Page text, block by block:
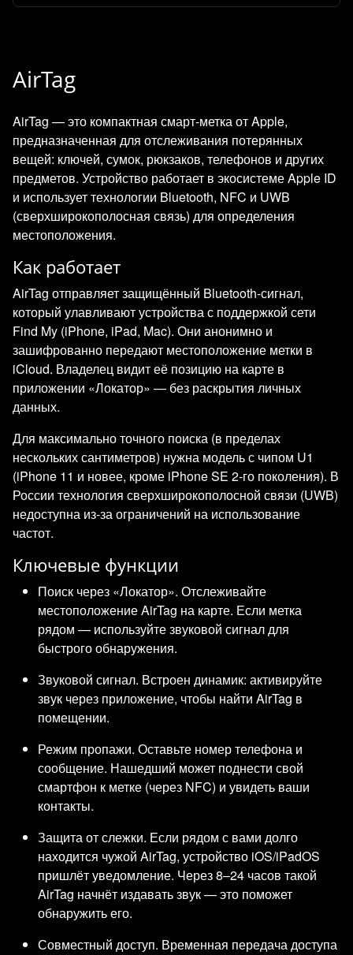
AirTag
AirTag — это компактная смарт-метка от Apple,
предназначенная для отслеживания потерянных
вещей: ключей, сумок, рюкзаков, телефонов и других
предметов. Устройство работает в экосистеме Apple ID
и использует технологии Bluetooth, NFC и UWB
(сверхширокополосная связь) для определения
местоположения.
Как работает
AirTag отправляет защищённый Bluetooth‑сигнал,
который улавливают устройства с поддержкой сети
Find My (iPhone, iPad, Mac). Они анонимно и
зашифрованно передают местоположение метки в
iCloud. Владелец видит её позицию на карте в
приложении «Локатор» — без раскрытия личных
данных.
Для максимально точного поиска (в пределах
нескольких сантиметров) нужна модель с чипом U1
(iPhone 11 и новее, кроме iPhone SE 2‑го поколения). В
России технология сверхширокополосной связи (UWB)
недоступна из‑за ограничений на использование
частот.
Ключевые функции
Поиск через «Локатор». Отслеживайте
местоположение AirTag на карте. Если метка
рядом — используйте звуковой сигнал для
быстрого обнаружения.
Звуковой сигнал. Встроен динамик: активируйте
звук через приложение, чтобы найти AirTag в
помещении.
Режим пропажи. Оставьте номер телефона и
сообщение. Нашедший может поднести свой
смартфон к метке (через NFC) и увидеть ваши
контакты.
Защита от слежки. Если рядом с вами долго
находится чужой AirTag, устройство iOS/iPadOS
пришлёт уведомление. Через 8–24 часов такой
AirTag начнёт издавать звук — это поможет
обнаружить его.
Совместный доступ. Временная передача доступа